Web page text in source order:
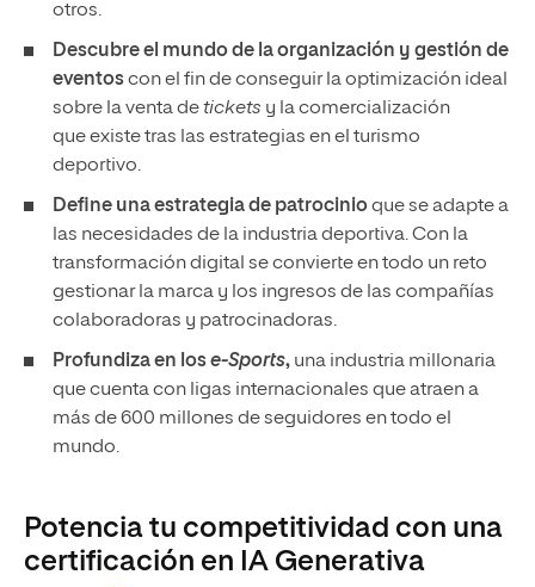
otros.
Descubre el mundo de la organización y gestión de
eventoscon el fin de conseguir la optimización ideal
sobre la venta detickets y la comercialización
que existe tras las estrategias en el turismo
deportivo.
Define una estrategia de patrocinioque se adapte a
las necesidades de la industria deportiva. Con la
transformación digital se convierte en todo un reto
gestionar la marca y los ingresos de las compañías
colaboradoras y patrocinadoras.
Profundiza en lose-Sports, una industria millonaria
que cuenta con ligas internacionales que atraen a
más de 600 millones de seguidores en todo el
mundo.
Potencia tu competitividad con una
certificación en IA Generativa